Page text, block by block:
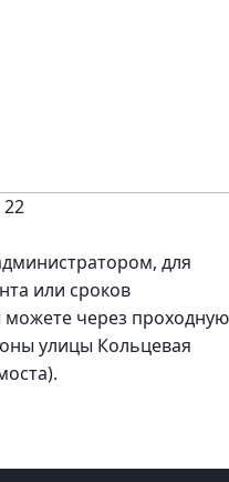
для
или сроков
можете через проходную
улицы Кольцевая